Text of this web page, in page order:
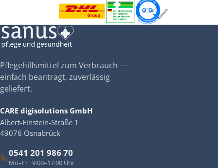
Pflegehilfsmittel zum Verbrauch —
einfach beantragt, zuverlässig
geliefert.
CARE digisolutions GmbH
Albert-Einstein-Straße 1
49076 Osnabrück
0541 201 986 70
Mo–Fr · 9:00–17:00 Uhr